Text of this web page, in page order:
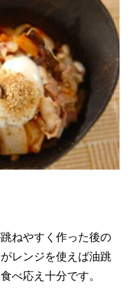
ねやすく作った後の
レンジを使えば油跳
べ応え十分です。